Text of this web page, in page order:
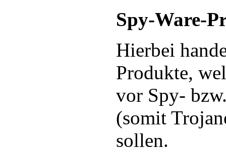
Spy-Ware-
Hierbei
Produkte,
vor Spy-
(somit
sollen.